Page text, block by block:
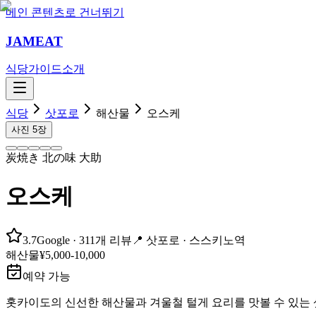
메인 콘텐츠로 건너뛰기
JAMEAT
식당가이드소개
식당 삿포로 해산물 오스케
사진 5장
炭焼き 北の味 大助
오스케
3.7Google · 311개 리뷰 📍 삿포로 · 스스키노역
해산물¥5,000-10,000
예약 가능
홋카이도의 신선한 해산물과 겨울철 털게 요리를 맛볼 수 있는